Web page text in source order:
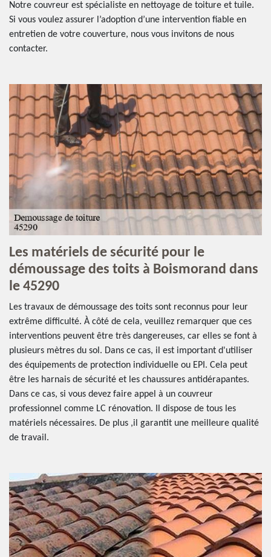
Notre couvreur est spécialiste en nettoyage de toiture et tuile.
Si vous voulez assurer l’adoption d’une intervention fiable en
entretien de votre couverture, nous vous invitons de nous
contacter.
Les matériels de sécurité pour le
démoussage des toits à Boismorand dans
le 45290
Les travaux de démoussage des toits sont reconnus pour leur
extrême difficulté. À côté de cela, veuillez remarquer que ces
interventions peuvent être très dangereuses, car elles se font à
plusieurs mètres du sol. Dans ce cas, il est important d'utiliser
des équipements de protection individuelle ou EPI. Cela peut
être les harnais de sécurité et les chaussures antidérapantes.
Dans ce cas, si vous devez faire appel à un couvreur
professionnel comme LC rénovation. Il dispose de tous les
matériels nécessaires. De plus ,il garantit une meilleure qualité
de travail.